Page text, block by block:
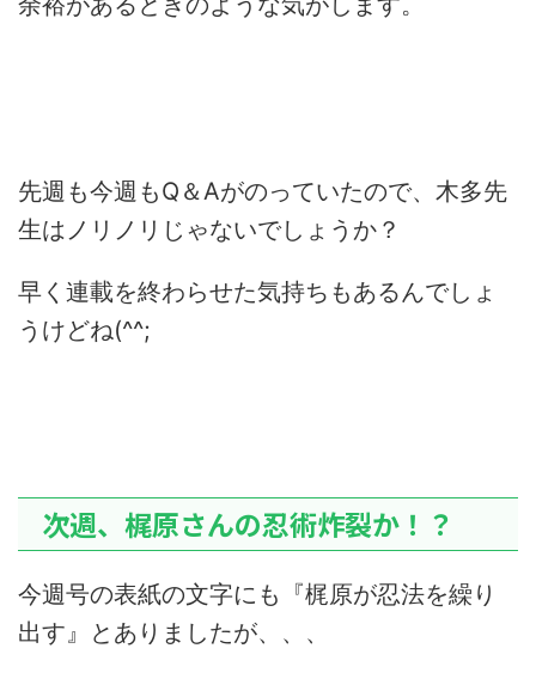
先週も今週もQ＆Aがのっていたので、木多先
生はノリノリじゃないでしょうか？
早く連載を終わらせた気持ちもあるんでしょ
うけどね(^^;
次週、梶原さんの忍術炸裂か！？
今週号の表紙の文字にも『梶原が忍法を繰り
出す』とありましたが、、、